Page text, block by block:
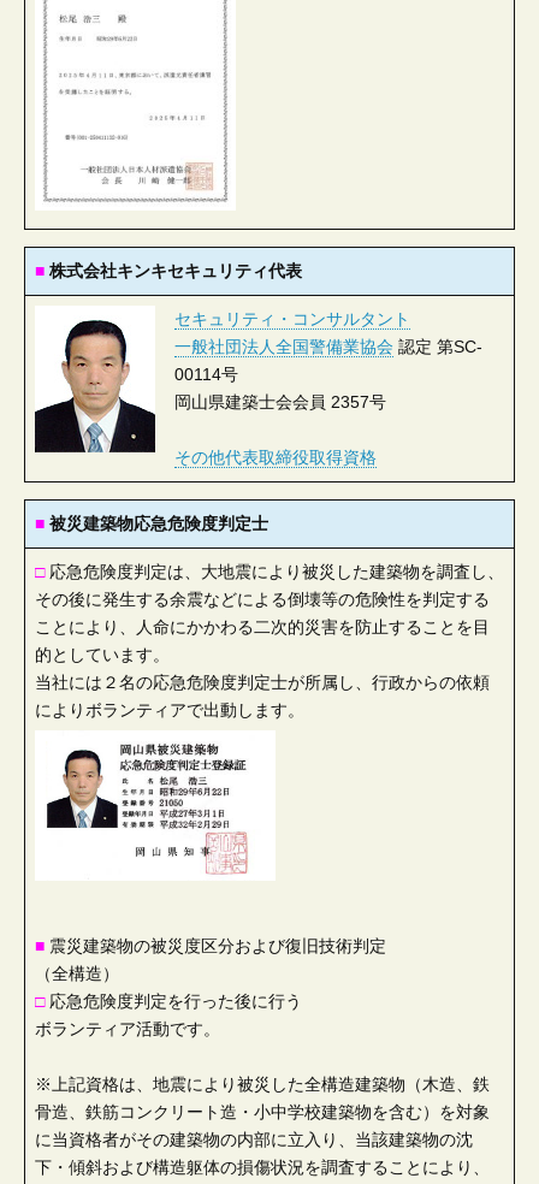
■ 株式会社キンキセキュリティ代表
セキュリティ・コンサルタント
一般社団法人全国警備業協会 認定 第SC-
00114号
岡山県建築士会会員 2357号
その他代表取締役取得資格
■ 被災建築物応急危険度判定士
□応急危険度判定は、大地震により被災した建築物を調査し、
その後に発生する余震などによる倒壊等の危険性を判定する
ことにより、人命にかかわる二次的災害を防止することを目
的としています。
当社には２名の応急危険度判定士が所属し、行政からの依頼
によりボランティアで出動します。
■ 震災建築物の被災度区分および復旧技術判定
（全構造）
□応急危険度判定を行った後に行う
ボランティア活動です。
※上記資格は、地震により被災した全構造建築物（木造、鉄
骨造、鉄筋コンクリート造・小中学校建築物を含む）を対象
に当資格者がその建築物の内部に立入り、当該建築物の沈
下・傾斜および構造躯体の損傷状況を調査することにより、